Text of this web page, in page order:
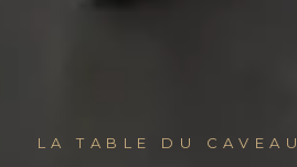
LA TABLE DU CAVEAU